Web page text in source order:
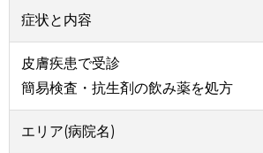
症状と内容
皮膚疾患で受診
簡易検査・抗生剤の飲み薬を処方
エリア(病院名)